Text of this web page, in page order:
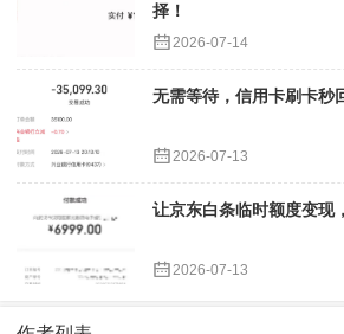
择！
2026-07-14
无需等待，信用卡刷卡秒
2026-07-13
让京东白条临时额度变现
2026-07-13